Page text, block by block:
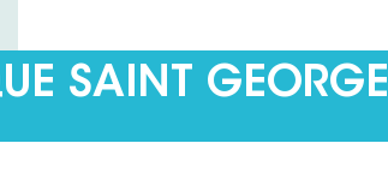
SAINT GEORGE